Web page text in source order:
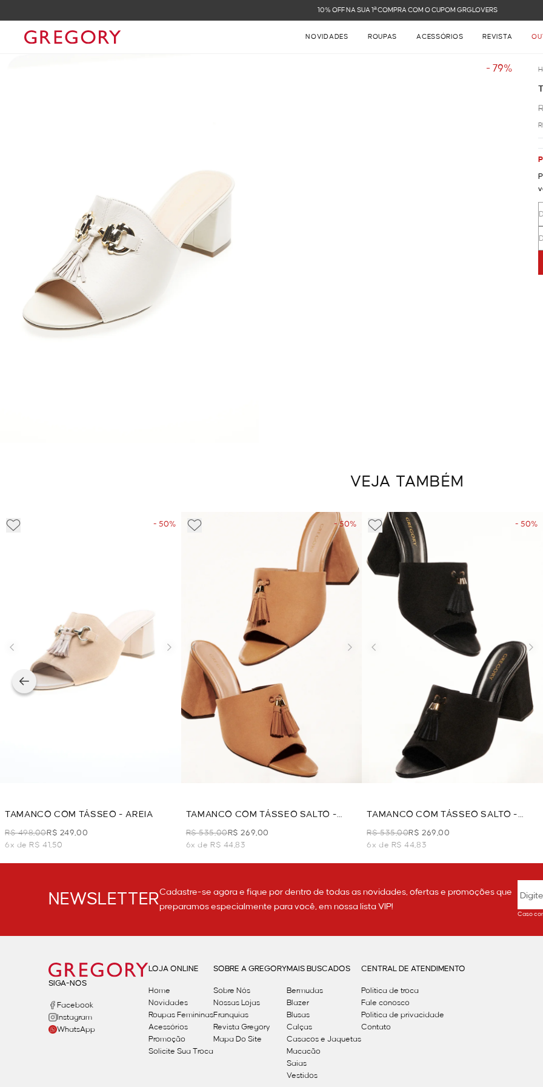
10% OFF NA SUA 1ª COMPRA COM O CUPOM GRGLOVERS
NOVIDADES ROUPAS ACESSÓRIOS REVISTA
- 79%
VEJA TAMBÉM
- 50%
TAMANCO COM TÁSSEO - AREIA
R$ 498,00R$ 249,00
6x de R$ 41,50
- 50%
TAMANCO COM TÁSSEO SALTO -
CAMEL
R$ 535,00R$ 269,00
6x de R$ 44,83
- 50%
TAMANCO COM TÁSSEO SALTO -
PRETO
R$ 535,00R$ 269,00
6x de R$ 44,83
NEWSLETTERCadastre-se agora e fique por dentro de todas as novidades, ofertas e promoções que
preparamos especialmente para você, em nossa lista VIP!
Caso
SIGA-NOS
Facebook
Instagram
WhatsApp
LOJA ONLINE
Home
Novidades
Roupas Femininas
Acessórios
Promoção
Solicite Sua Troca
SOBRE A GREGORY
Sobre Nós
Nossas Lojas
Franquias
Revista Gregory
Mapa Do Site
MAIS BUSCADOS
Bermudas
Blazer
Blusas
Calças
Casacos e Jaquetas
Macacão
Saias
Vestidos
CENTRAL DE ATENDIMENTO
Política de troca
Fale conosco
Politica de privacidade
Contato